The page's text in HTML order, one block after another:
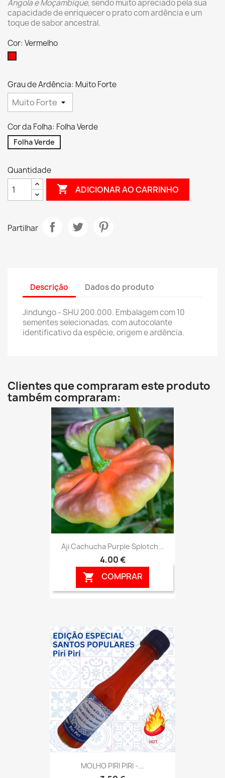
Angola e Moçambique, sendo muito apreciado pela sua
capacidade de enriquecer o prato com ardência e um
toque de sabor ancestral.
Cor: Vermelho
Grau de Ardência: Muito Forte
Cor da Folha: Folha Verde
Folha Verde
Quantidade
 ADICIONAR AO CARRINHO
Partilhar
Descrição Dados do produto
Jindungo - SHU 200.000. Embalagem com 10
sementes selecionadas, com autocolante
identificativo da espécie, origem e ardência.
Clientes que compraram este produto
também compraram:
Aji Cachucha Purple Splotch...
4,00 €
 COMPRAR
MOLHO PIRI PIRI -...